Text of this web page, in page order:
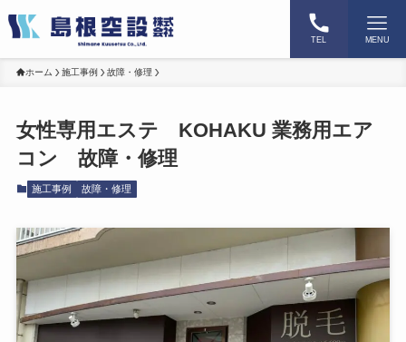
TEL MENU
ホーム 施工事例 故障・修理
女性専用エステ KOHAKU 業務用エア
コン 故障・修理
施工事例 故障・修理